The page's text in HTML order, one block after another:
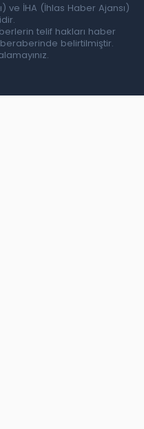
ve İHA (İhlas Haber Ajansı)
telif hakları haber
beraberinde belirtilmiştir.